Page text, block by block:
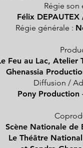
Régie son
Félix
Régie générale :
Feu au Lac,
Ghenassia
Diffusion /
Pony Production
Scène Nationale de
Le Théâtre